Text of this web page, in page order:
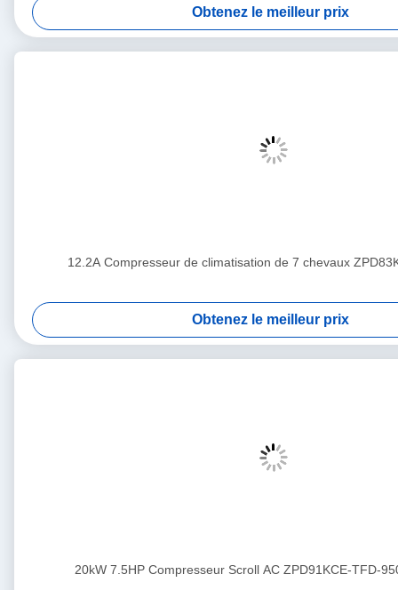
Obtenez le meilleur prix
12.2A Compresseur de climatisation de 7 chevaux
Obtenez le meilleur prix
20kW 7.5HP Compresseur Scroll AC ZPD91KCE-TFD-